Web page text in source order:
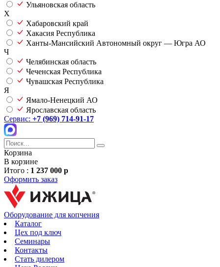
Ульяновская область
Х
Хабаровский край
Хакасия Республика
Ханты-Мансийский Автономный округ — Югра АО
Ч
Челябинская область
Чеченская Республика
Чувашская Республика
Я
Ямало-Ненецкий АО
Ярославская область
Сервис: +7 (969) 714-91-17
Корзина
В корзине
Итого : 1 237 000 р
Оформить заказ
Оборудование для копчения
Каталог
Цех под ключ
Семинары
Контакты
Стать дилером